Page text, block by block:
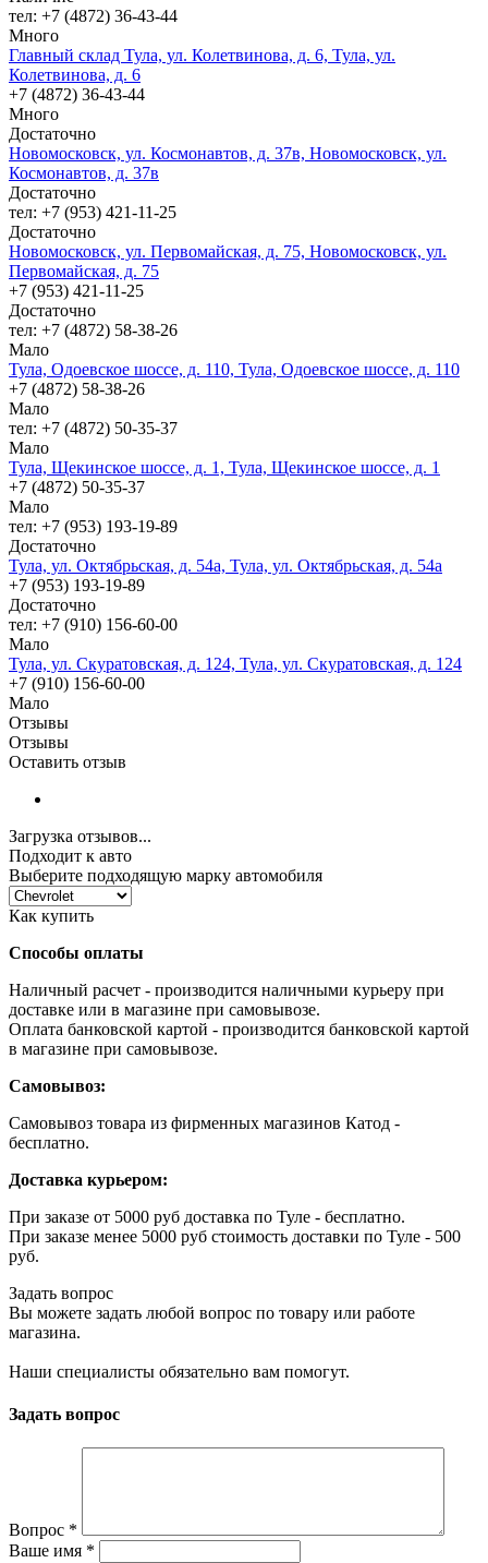
тел: +7 (4872) 36-43-44
Много
Главный склад Тула, ул. Колетвинова, д. 6, Тула, ул.
Колетвинова, д. 6
+7 (4872) 36-43-44
Много
Достаточно
Новомосковск, ул. Космонавтов, д. 37в, Новомосковск, ул.
Космонавтов, д. 37в
Достаточно
тел: +7 (953) 421-11-25
Достаточно
Новомосковск, ул. Первомайская, д. 75, Новомосковск, ул.
Первомайская, д. 75
+7 (953) 421-11-25
Достаточно
тел: +7 (4872) 58-38-26
Мало
Тула, Одоевское шоссе, д. 110, Тула, Одоевское шоссе, д. 110
+7 (4872) 58-38-26
Мало
тел: +7 (4872) 50-35-37
Мало
Тула, Щекинское шоссе, д. 1, Тула, Щекинское шоссе, д. 1
+7 (4872) 50-35-37
Мало
тел: +7 (953) 193-19-89
Достаточно
Тула, ул. Октябрьская, д. 54а, Тула, ул. Октябрьская, д. 54а
+7 (953) 193-19-89
Достаточно
тел: +7 (910) 156-60-00
Мало
Тула, ул. Скуратовская, д. 124, Тула, ул. Скуратовская, д. 124
+7 (910) 156-60-00
Мало
Отзывы
Отзывы
Оставить отзыв
Загрузка отзывов...
Подходит к авто
Выберите подходящую марку автомобиля
Как купить
Способы оплаты
Наличный расчет - производится наличными курьеру при
доставке или в магазине при самовывозе.
Оплата банковской картой - производится банковской картой
в магазине при самовывозе.
Самовывоз:
Самовывоз товара из фирменных магазинов Катод -
бесплатно.
Доставка курьером:
При заказе от 5000 руб доставка по Туле - бесплатно.
При заказе менее 5000 руб стоимость доставки по Туле - 500
руб.
Задать вопрос
Вы можете задать любой вопрос по товару или работе
магазина.
Наши специалисты обязательно вам помогут.
Задать вопрос
Вопрос *
Ваше имя *